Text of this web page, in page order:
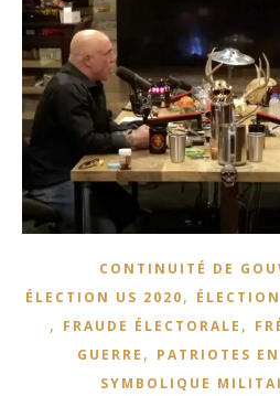
CONTINUITÉ DE
ÉLECTION US 2020,
, FRAUDE ÉLECTORALE ,
GUERRE , PATRIOTES
SYMBOLIQUE